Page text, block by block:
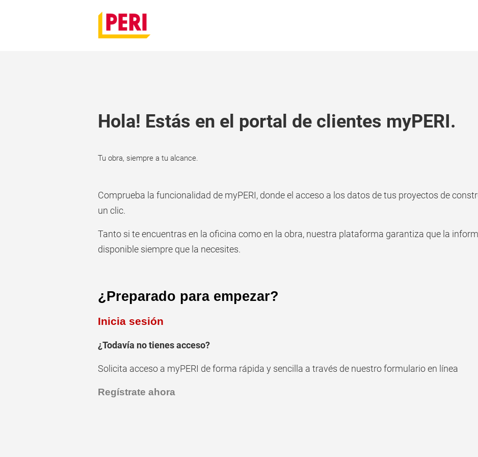
Hola! Estás en el portal de clientes myPERI.
Tu obra, siempre a tu alcance.
Comprueba la funcionalidad de myPERI, donde el acceso a los datos de tus proyectos de
un clic.
Tanto si te encuentras en la oficina como en la obra, nuestra plataforma garantiza que la
disponible siempre que la necesites.
¿Preparado para empezar?
Inicia sesión
¿Todavía no tienes acceso?
Solicita acceso a myPERI de forma rápida y sencilla a través de nuestro formulario en línea
Regístrate ahora